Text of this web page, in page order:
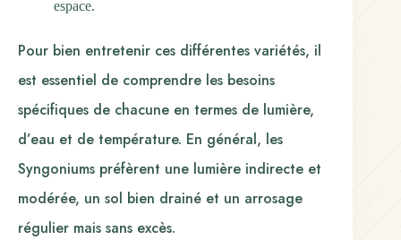
espace.
Pour bien entretenir ces différentes variétés, il
est essentiel de comprendre les besoins
spécifiques de chacune en termes de lumière,
d’eau et de température. En général, les
Syngoniums préfèrent une lumière indirecte et
modérée, un sol bien drainé et un arrosage
régulier mais sans excès.